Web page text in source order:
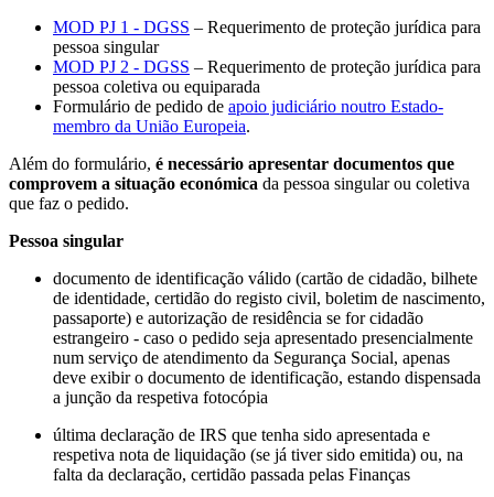
MOD PJ 1 - DGSS – Requerimento de proteção jurídica para
pessoa singular
MOD PJ 2 - DGSS – Requerimento de proteção jurídica para
pessoa coletiva ou equiparada
Formulário de pedido de apoio judiciário noutro Estado-
membro da União Europeia.
Além do formulário, é necessário apresentar documentos que
comprovem a situação económica da pessoa singular ou coletiva
que faz o pedido.
Pessoa singular
documento de identificação válido (cartão de cidadão, bilhete
de identidade, certidão do registo civil, boletim de nascimento,
passaporte) e autorização de residência se for cidadão
estrangeiro - caso o pedido seja apresentado presencialmente
num serviço de atendimento da Segurança Social, apenas
deve exibir o documento de identificação, estando dispensada
a junção da respetiva fotocópia
última declaração de IRS que tenha sido apresentada e
respetiva nota de liquidação (se já tiver sido emitida) ou, na
falta da declaração, certidão passada pelas Finanças